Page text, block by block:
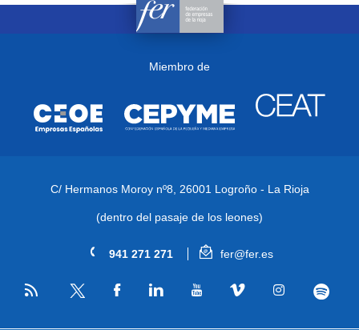
Miembro de
C/ Hermanos Moroy nº8, 26001 Logroño - La Rioja
(dentro del pasaje de los leones)
941 271 271 fer@fer.es
RSS